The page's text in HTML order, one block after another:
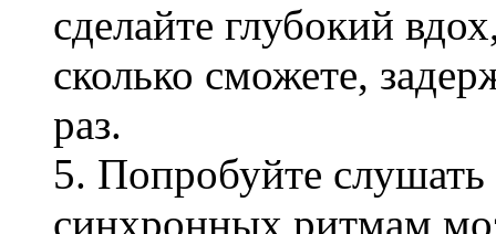
сделайте глубокий
сколько сможете,
раз.
5. Попробуйте
синхронных ритмам